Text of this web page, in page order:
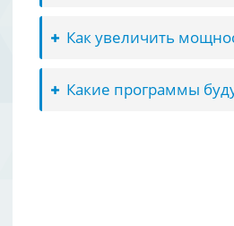
Как увеличить
Какие программы